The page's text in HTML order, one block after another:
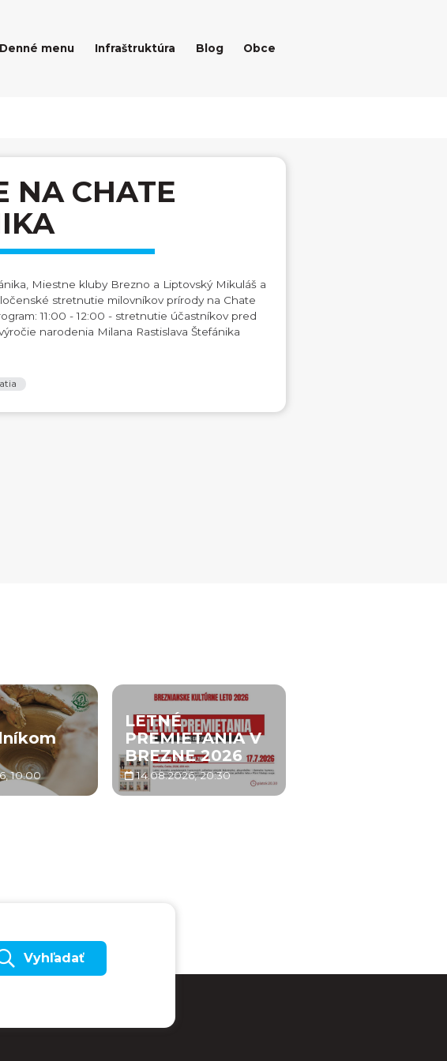
Denné menu Infraštruktúra Blog Obce
NA CHATE
Miestne kluby Brezno a Liptovský Mikuláš a
stretnutie milovníkov prírody na Chate
11:00 - 12:00 - stretnutie účastníkov pred
narodenia Milana Rastislava Štefánika
10:00
LETNÉ
PREMIETANIA V
BREZNE 2026
14.08.2026, 20:30
Vyhľadať